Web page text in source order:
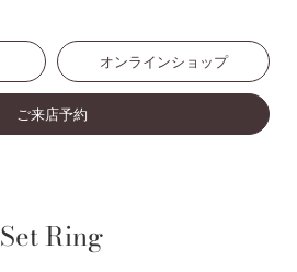
オンラインショップ
ご来店予約
Set Ring